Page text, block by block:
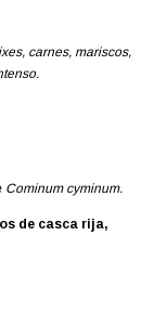
carnes, mariscos,
Cominum cyminum.
de casca rija,